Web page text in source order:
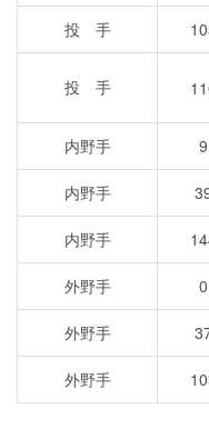
投 手
投 手
内野手 9
内野手
内野手
外野手 0
外野手
外野手